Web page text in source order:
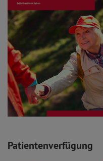
Patientenverfügung